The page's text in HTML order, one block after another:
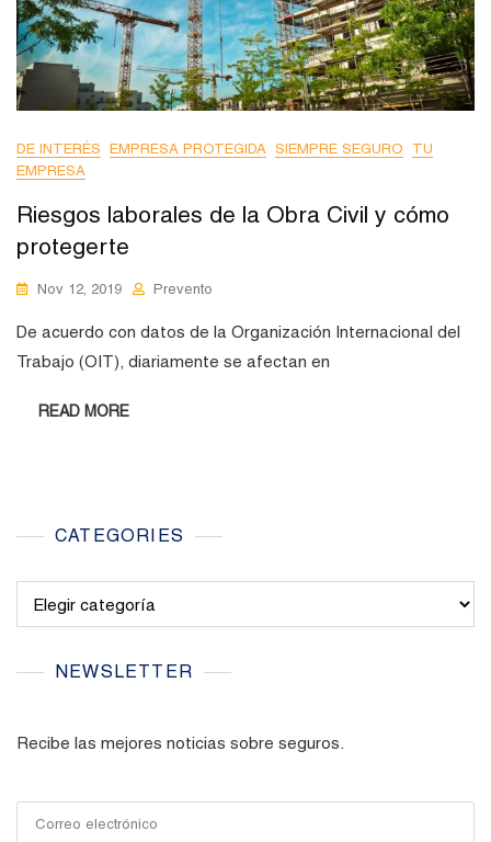
DE INTERÉS EMPRESA PROTEGIDA SIEMPRE SEGURO
TU
EMPRESA
Riesgos laborales de la Obra Civil y cómo
protegerte
Nov 12, 2019 Prevento
De acuerdo con datos de la Organización Internacional del
Trabajo (OIT), diariamente se afectan en
READ MORE
CATEGORIES
NEWSLETTER
Recibe las mejores noticias sobre seguros.